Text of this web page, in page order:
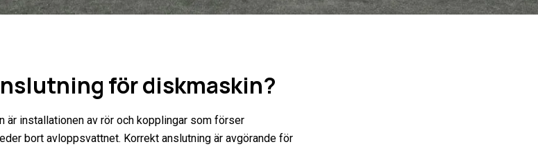
för diskmaskin?
är installationen av rör och kopplingar som förser
bort avloppsvattnet. Korrekt anslutning är avgörande för